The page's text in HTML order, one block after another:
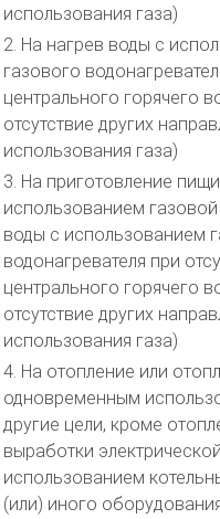
использования газа)
2. На нагрев воды с
газового
центрального горячего
отсутствие других
использования газа)
3. На приготовление
использованием
воды с использованием
водонагревателя при
центрального горячего
отсутствие других
использования газа)
4. На отопление или
одновременным
другие цели, кроме
выработки
использованием
(или) иного